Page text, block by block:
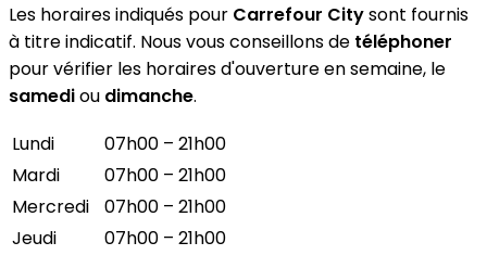
Les horaires indiqués pour Carrefour Citysont fournis
à titre indicatif. Nous vous conseillons de téléphoner
pour vérifier les horaires d'ouverture en semaine, le
samediou dimanche.
Lundi
07h00 – 21h00
Mardi
07h00 – 21h00
Mercredi
07h00 – 21h00
Jeudi
07h00 – 21h00